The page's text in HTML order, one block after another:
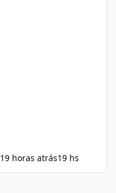
19 horas atrás19 hs